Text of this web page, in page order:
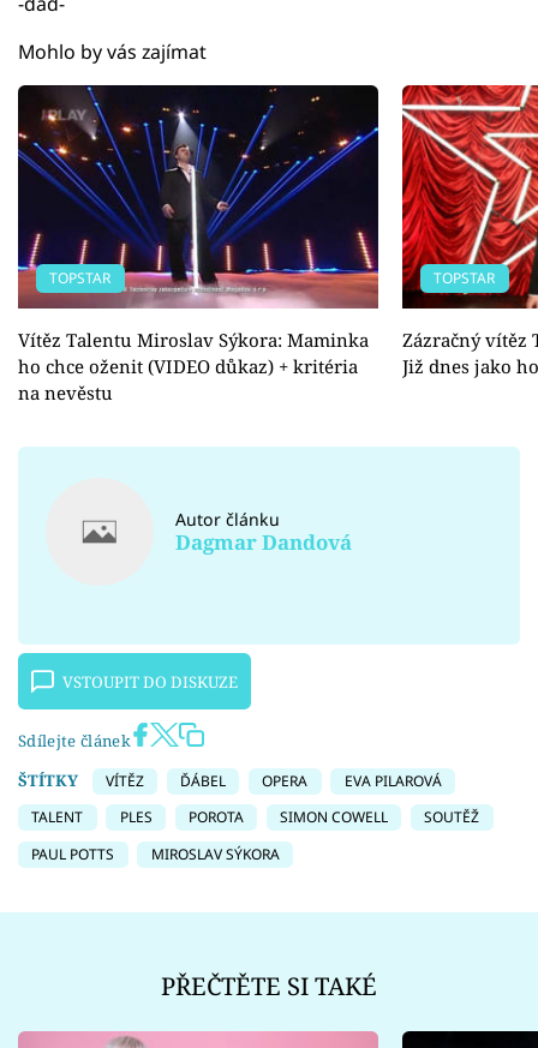
Mohlo by vás zajímat
TOPSTAR
Vítěz Talentu Miroslav Sýkora: Maminka
ho chce oženit (VIDEO důkaz) + kritéria
na nevěstu
TOPSTAR
Zázračný vítěz
Již dnes jako
Autor článku
Dagmar Dandová
VSTOUPIT DO DISKUZE
Sdílejte článek
ŠTÍTKY
VÍTĚZ ĎÁBEL OPERA
EVA PILAROVÁ
TALENT
PLES POROTA SIMON COWELL
SOUTĚŽ
PAUL POTTS
MIROSLAV SÝKORA
PŘEČTĚTE SI TAKÉ